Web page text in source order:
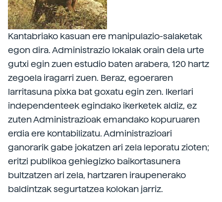
Kantabriako kasuan ere manipulazio-salaketak
egon dira. Administrazio lokalak orain dela urte
gutxi egin zuen estudio baten arabera, 120 hartz
zegoela iragarri zuen. Beraz, egoeraren
larritasuna pixka bat goxatu egin zen. Ikerlari
independenteek egindako ikerketek aldiz, ez
zuten Administrazioak emandako kopuruaren
erdia ere kontabilizatu. Administrazioari
ganorarik gabe jokatzen ari zela leporatu zioten;
eritzi publikoa gehiegizko baikortasunera
bultzatzen ari zela, hartzaren iraupenerako
baldintzak segurtatzea kolokan jarriz.